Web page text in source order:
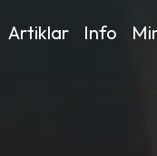
Artiklar Info